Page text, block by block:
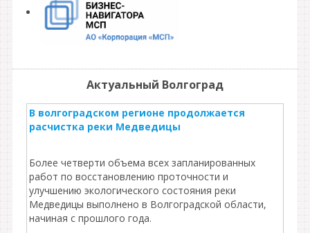
Актуальный Волгоград
В волгоградском регионе продолжается
расчистка реки Медведицы
Более четверти объема всех запланированных
работ по восстановлению проточности и
улучшению экологического состояния реки
Медведицы выполнено в Волгоградской области,
начиная с прошлого года.